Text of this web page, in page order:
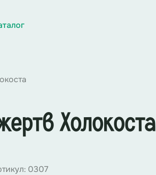
Холокоста
0307